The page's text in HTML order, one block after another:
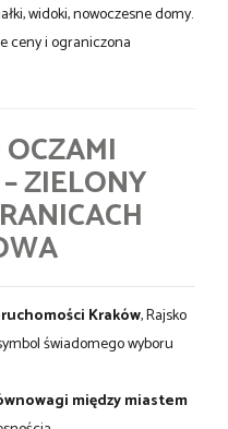
widoki, nowoczesne domy.
ceny i ograniczona
ZIELONY
Kraków, Rajsko
świadomego wyboru
między miastem